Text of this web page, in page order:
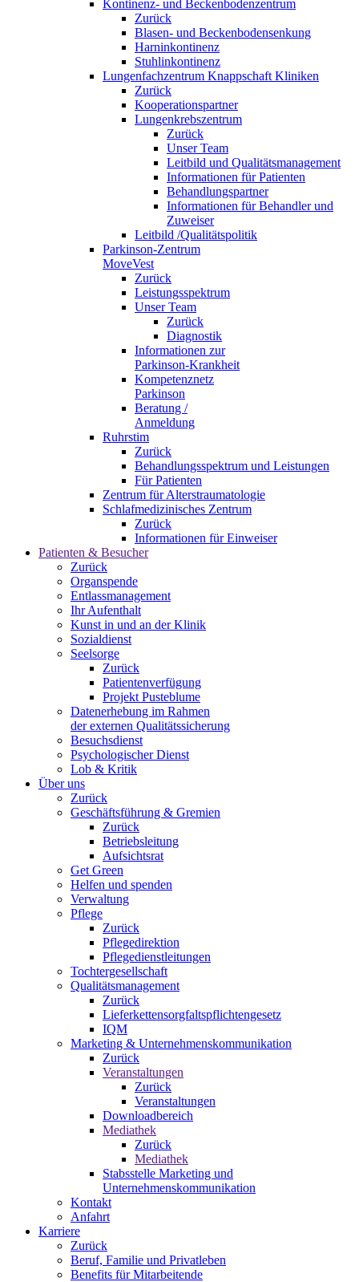
Kontinenz- und Beckenbodenzentrum
Zurück
Blasen- und Beckenbodensenkung
Harninkontinenz
Stuhlinkontinenz
Lungenfachzentrum Knappschaft Kliniken
Zurück
Kooperationspartner
Lungenkrebszentrum
Zurück
Unser Team
Leitbild und Qualitätsmanagement
Informationen für Patienten
Behandlungspartner
Informationen für Behandler und
Zuweiser
Leitbild /Qualitätspolitik
Parkinson-Zentrum
MoveVest
Zurück
Leistungsspektrum
Unser Team
Zurück
Diagnostik
Informationen zur
Parkinson-Krankheit
Kompetenznetz
Parkinson
Beratung /
Anmeldung
Ruhrstim
Zurück
Behandlungsspektrum und Leistungen
Für Patienten
Zentrum für Alterstraumatologie
Schlafmedizinisches Zentrum
Zurück
Informationen für Einweiser
Patienten & Besucher
Zurück
Organspende
Entlassmanagement
Ihr Aufenthalt
Kunst in und an der Klinik
Sozialdienst
Seelsorge
Zurück
Patientenverfügung
Projekt Pusteblume
Datenerhebung im Rahmen
der externen Qualitätssicherung
Besuchsdienst
Psychologischer Dienst
Lob & Kritik
Über uns
Zurück
Geschäftsführung & Gremien
Zurück
Betriebsleitung
Aufsichtsrat
Get Green
Helfen und spenden
Verwaltung
Pflege
Zurück
Pflegedirektion
Pflegedienstleitungen
Tochtergesellschaft
Qualitätsmanagement
Zurück
Lieferkettensorgfaltspflichtengesetz
IQM
Marketing & Unternehmenskommunikation
Zurück
Veranstaltungen
Zurück
Veranstaltungen
Downloadbereich
Mediathek
Zurück
Mediathek
Stabsstelle Marketing und
Unternehmenskommunikation
Kontakt
Anfahrt
Karriere
Zurück
Beruf, Familie und Privatleben
Benefits für Mitarbeitende